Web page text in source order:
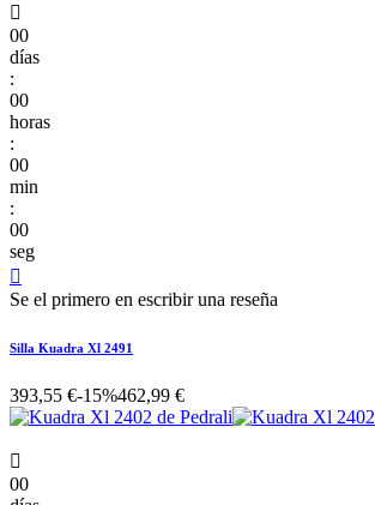

00
días
:
00
horas
:
00
min
:
00
seg

Se el primero en escribir una reseña
Silla Kuadra Xl 2491
393,55 €-15%462,99 €

00